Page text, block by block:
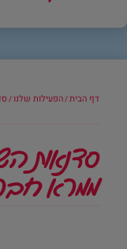
דף הבית/הפעילות שלנו/
סדנאות
ממרא